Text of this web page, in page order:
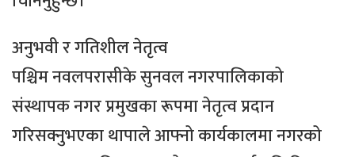
अनुभवी र गतिशील नेतृत्व
पश्चिम नवलपरासीके सुनवल नगरपालिकाको
संस्थापक नगर प्रमुखका रूपमा नेतृत्व प्रदान
गरिसक्नुभएका थापाले आफ्नो कार्यकालमा नगरको